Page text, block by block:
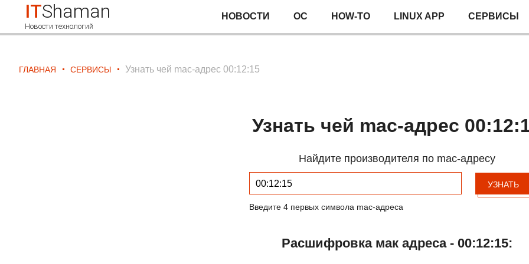
ITShaman
Новости технологий
НОВОСТИ ОС HOW-TO LINUX APP СЕРВИСЫ
ГЛАВНАЯ СЕРВИСЫ Узнать чей mac-адрес 00:12:15
Узнать чей mac-адрес
Найдите производителя по mac-адресу
УЗНАТЬ
Введите 4 первых символа mac-адреса
Расшифровка мак адреса - 00:12:15: